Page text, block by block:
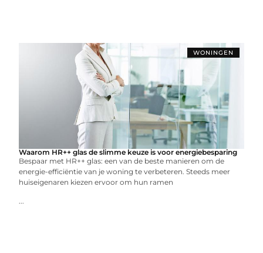
WONINGEN
Waarom HR++ glas de slimme keuze is voor energiebesparing
Bespaar met HR++ glas: een van de beste manieren om de
energie-efficiëntie van je woning te verbeteren. Steeds meer
huiseigenaren kiezen ervoor om hun ramen
...